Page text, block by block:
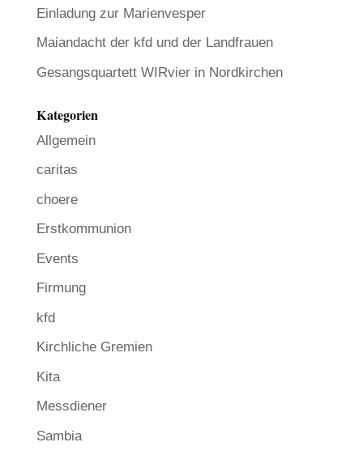
Einladung zur Marienvesper
Maiandacht der kfd und der Landfrauen
Gesangsquartett WIRvier in Nordkirchen
Kategorien
Allgemein
caritas
choere
Erstkommunion
Events
Firmung
kfd
Kirchliche Gremien
Kita
Messdiener
Sambia